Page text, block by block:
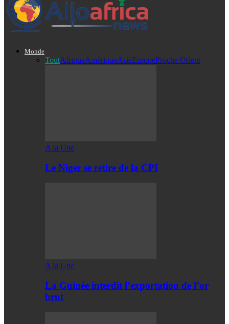
Monde
ToutAfriqueAmériqueAsieEuropeProche Orient
A la Une
Le Niger se retire de la CPI
A la Une
La Guinée interdit l’exportation de l’or
brut